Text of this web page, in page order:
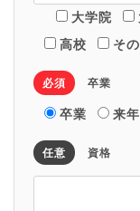
大学院
高校
そ
必須 卒業
卒業 来
任意 資格